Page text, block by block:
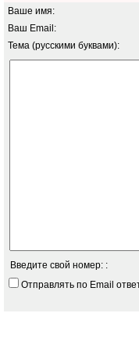
Ваше имя:
Ваш Email:
Тема (русскими буквами):
Введите свой номер: :
Отправлять по Email